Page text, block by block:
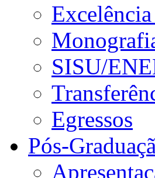
SISU/
Egressos
Pós-